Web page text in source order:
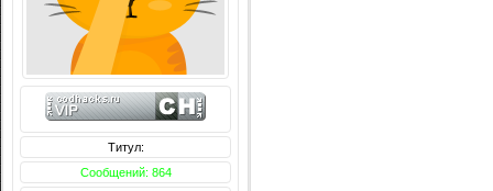
Титул:
Сообщений: 864